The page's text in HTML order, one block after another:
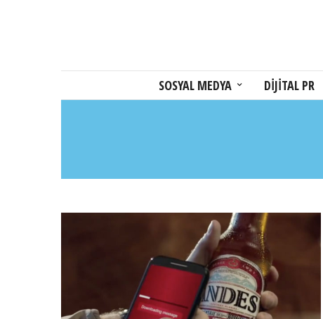
SOSYAL MEDYA DİJİTAL PR